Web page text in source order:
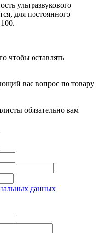
ультразвукового
для постоянного
чтобы оставлять
вас вопрос по товару
обязательно вам
данных